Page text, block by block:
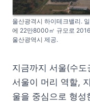
울산광격시 하이테크밸리.
에 22만8000㎡ 규모로
울산광역시 제공.
지금까지 서울(수
서울이 머리 역할,
울을 중심으로 형성